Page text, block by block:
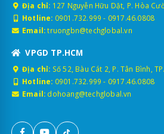
Địa chỉ: 127 Nguyễn Hữu Dật, P. Hòa
Hotline: 0901.732.999 - 0917.46.0808
Email: truongbn@techglobal.vn
VPGD TP.HCM
Địa chỉ: Số 52, Bàu Cát 2, P. Tân Bình,
Hotline: 0901.732.999 - 0917.46.0808
Email: dohoang@techglobal.vn